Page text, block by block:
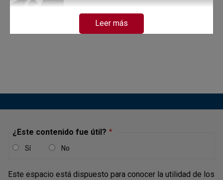
JUEVES, 6 DE AGOSTO DE 2026
Presentación del Informe de Política
MIÉRCOLES, 5 DE AGOSTO DE 2026
Leer más
¿Este contenido fue útil?
Sí No
Este espacio está dispuesto para conocer la utilidad de los